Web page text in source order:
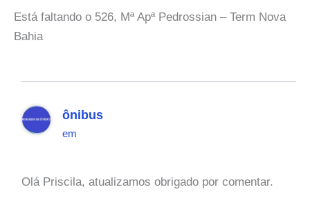
Está faltando o 526, Mª Apª Pedrossian – Term Nova
Bahia
ônibus
em
Olá Priscila, atualizamos obrigado por comentar.